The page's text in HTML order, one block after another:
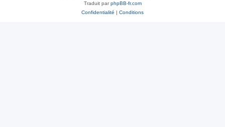
Traduit parphpBB-fr.com
Confidentialité | Conditions